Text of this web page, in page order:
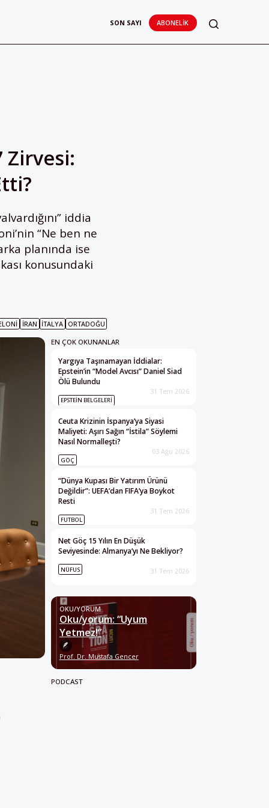
SON SAYI ABONELIK
Zirvesi:
iddia
“Ne ben ne
planında ise
konusundaki
İRAN İTALYA ORTADOĞU
EN ÇOK OKUNANLAR
Yargıya Taşınamayan İddialar:
Epstein’in “Model Avcısı” Daniel Siad
Ölü Bulundu
EPSTEIN BELGELERI
31 Tem 2026
Ceuta Krizinin İspanya’ya Siyasi
Maliyeti: Aşırı Sağın “İstila” Söylemi
Nasıl Normalleşti?
GÖÇ
03 Ağu 2026
“Dünya Kupası Bir Yatırım Ürünü
Değildir”: UEFA’dan FIFA’ya Boykot
Resti
FUTBOL
31 Tem 2026
Net Göç 15 Yılın En Düşük
Seviyesinde: Almanya’yı Ne Bekliyor?
NÜFUS 31 Tem 2026
OKU/YORUM
Oku/yorum: “Uyum
Yetmez!”
Prof. Dr. Mustafa Gencer
PODCAST